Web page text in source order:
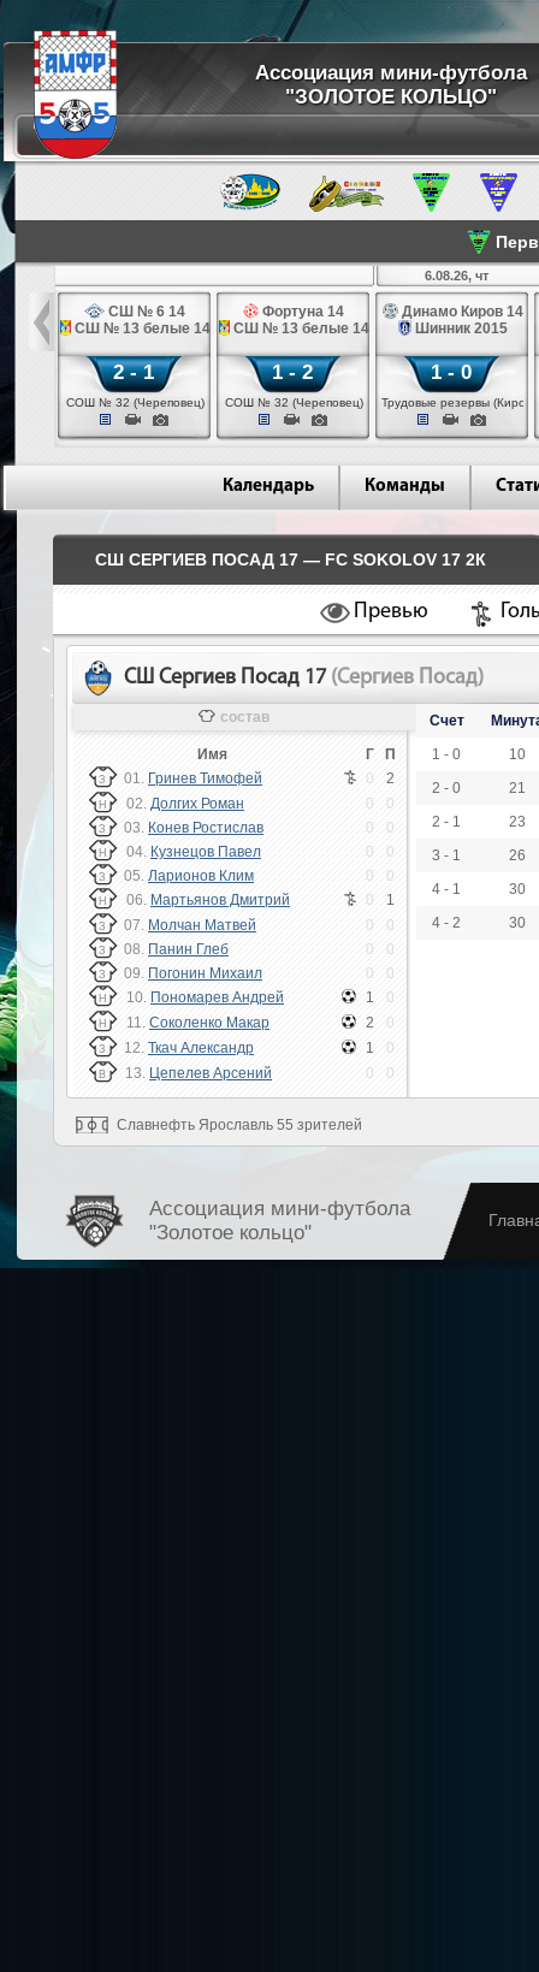
Ассоциация мини-футбола
"ЗОЛОТОЕ КОЛЬЦО"
СШ № 6 14
СШ № 13 белые 14
2 - 1
СОШ № 32 (Череповец)
Фортуна 14
СШ № 13 белые 14
1 - 2
СОШ № 32 (Череповец)
6.08.26, чт
Динамо Киров 14
Шинник 2015
1 - 0
Трудовые резервы (Киров)
Календарь Команды
СШ СЕРГИЕВ ПОСАД 17 — FC SOKOLOV 17 2К
Превью
СШ Сергиев Посад 17 (Сергиев Посад)
состав
Имя Г П
З 01. Гринев Тимофей 0 2
Н 02. Долгих Роман 0 0
З 03. Конев Ростислав 0 0
Н 04. Кузнецов Павел 0 0
З 05. Ларионов Клим 0 0
Н 06. Мартьянов Дмитрий 0 1
З 07. Молчан Матвей 0 0
З 08. Панин Глеб 0 0
З 09. Погонин Михаил 0 0
Н 10. Пономарев Андрей 1 0
Н 11. Соколенко Макар 2 0
З 12. Ткач Александр 1 0
В 13. Цепелев Арсений 0 0
Счет
1 - 0
10
2 - 0
21
2 - 1
23
3 - 1
26
4 - 1
30
4 - 2
30
Славнефть Ярославль 55 зрителей
Ассоциация мини-футбола
"Золотое кольцо"